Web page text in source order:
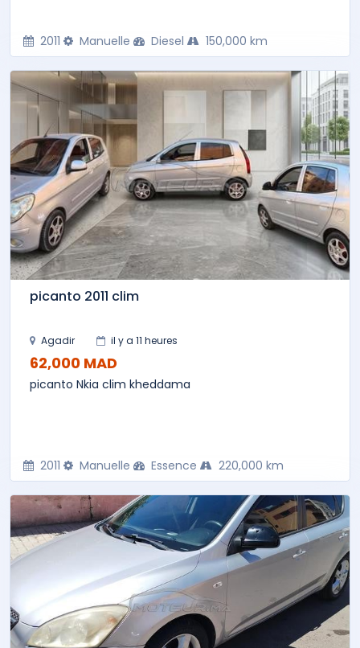
2011 Manuelle Diesel 150,000 km
picanto 2011 clim
Agadir il y a 11 heures
62,000 MAD
picanto Nkia clim kheddama
2011 Manuelle Essence 220,000 km